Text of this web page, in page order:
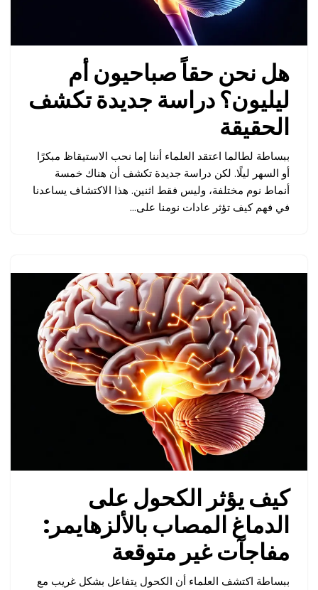
هل نحن حقاً صباحيون أم
ليليون؟ دراسة جديدة تكشف
الحقيقة
ببساطة لطالما اعتقد العلماء أننا إما نحب الاستيقاظ مبكرًا
أو السهر ليلًا. لكن دراسة جديدة تكشف أن هناك خمسة
أنماط نوم مختلفة، وليس فقط اثنين. هذا الاكتشاف يساعدنا
في فهم كيف تؤثر عادات نومنا على…
كيف يؤثر الكحول على
الدماغ المصاب بالألزهايمر:
مفاجآت غير متوقعة
ببساطة اكتشف العلماء أن الكحول يتفاعل بشكل غريب مع